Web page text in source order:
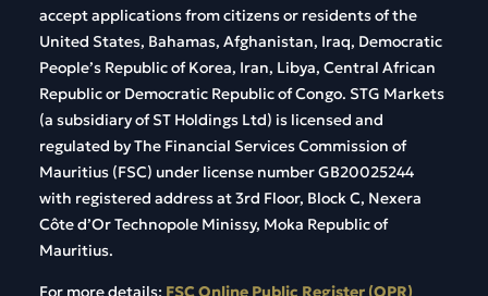
accept applications from citizens or residents of the
United States, Bahamas, Afghanistan, Iraq, Democratic
People’s Republic of Korea, Iran, Libya, Central African
Republic or Democratic Republic of Congo. STG Markets
(a subsidiary of ST Holdings Ltd) is licensed and
regulated by The Financial Services Commission of
Mauritius (FSC) under license number GB20025244
with registered address at 3rd Floor, Block C, Nexera
Côte d’Or Technopole Minissy, Moka Republic of
Mauritius.
For more details: FSC Online Public Register (OPR)